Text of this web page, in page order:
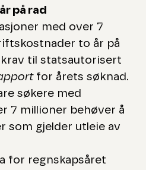
på rad
med over 7
to år på
til statsautorisert
for årets søknad.
søkere med
7 millioner behøver å
som gjelder utleie av
for regnskapsåret